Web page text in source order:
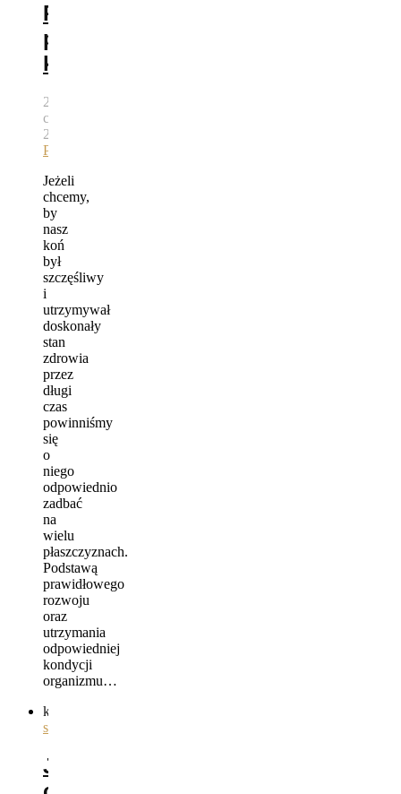
Podstawy
pielęgnacji
koni
22
czerwca,
2015
Pawlik
Jeżeli
chcemy,
by
nasz
koń
był
szczęśliwy
i
utrzymywał
doskonały
stan
zdrowia
przez
długi
czas
powinniśmy
się
o
niego
odpowiednio
zadbać
na
wielu
płaszczyznach.
Podstawą
prawidłowego
rozwoju
oraz
utrzymania
odpowiedniej
kondycji
organizmu…
kategorie
sprzęt
Jaki